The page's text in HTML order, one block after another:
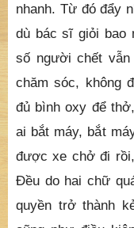
nhanh. Từ đó đẩy
dù bác sĩ giỏi bao
số người chết
chăm sóc, không
đủ bình oxy để
ai bắt máy, bắt
được xe chở đi
Đều do hai chữ
quyền trở thành